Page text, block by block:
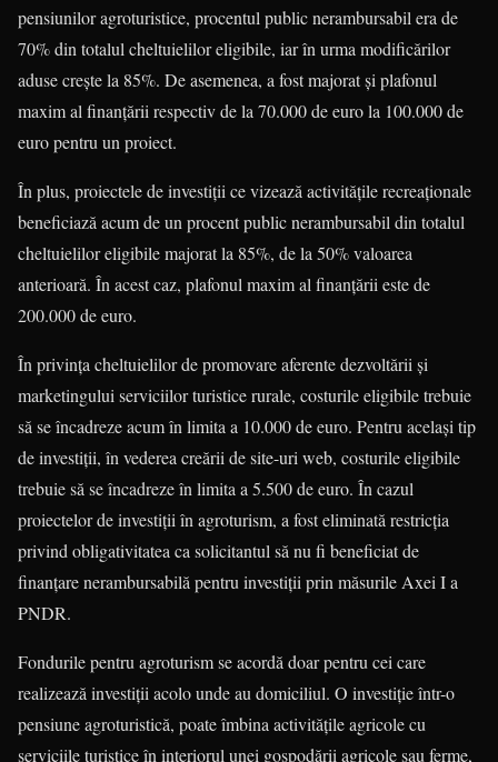
pensiunilor agroturistice, procentul public nerambursabil era de
70% din totalul cheltuielilor eligibile, iar în urma modificărilor
aduse creşte la 85%. De asemenea, a fost majorat şi plafonul
maxim al finanţării respectiv de la 70.000 de euro la 100.000 de
euro pentru un proiect.
În plus, proiectele de investiţii ce vizează activităţile recreaţionale
beneficiază acum de un procent public nerambursabil din totalul
cheltuielilor eligibile majorat la 85%, de la 50% valoarea
anterioară. În acest caz, plafonul maxim al finanţării este de
200.000 de euro.
În privinţa cheltuielilor de promovare aferente dezvoltării şi
marketingului serviciilor turistice rurale, costurile eligibile trebuie
să se încadreze acum în limita a 10.000 de euro. Pentru acelaşi tip
de investiţii, în vederea creării de site-uri web, costurile eligibile
trebuie să se încadreze în limita a 5.500 de euro. În cazul
proiectelor de investiţii în agroturism, a fost eliminată restricţia
privind obligativitatea ca solicitantul să nu fi beneficiat de
finanţare nerambursabilă pentru investiţii prin măsurile Axei I a
PNDR.
Fondurile pentru agroturism se acordă doar pentru cei care
realizează investiţii acolo unde au domiciliul. O investiţie într-o
pensiune agroturistică, poate îmbina activităţile agricole cu
serviciile turistice în interiorul unei gospodării agricole sau ferme,